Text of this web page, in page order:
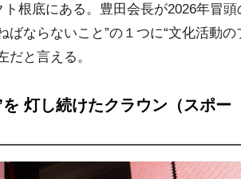
根底にある。豊田会長が2026年冒頭
ばならないこと”の１つに“文化活動の
だと言える。
灯し続けたクラウン（スポー